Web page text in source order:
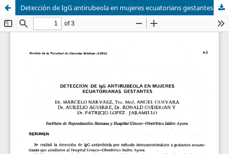
Detección de IgG antirubeola en mujeres ecuatorians gestantes